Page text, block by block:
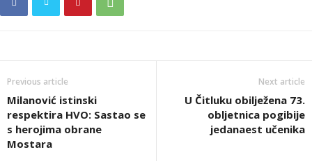
Previous article
Milanović istinski
respektira HVO: Sastao se
s herojima obrane
Mostara
Next article
U Čitluku obilježena 73.
obljetnica pogibije
jedanaest učenika